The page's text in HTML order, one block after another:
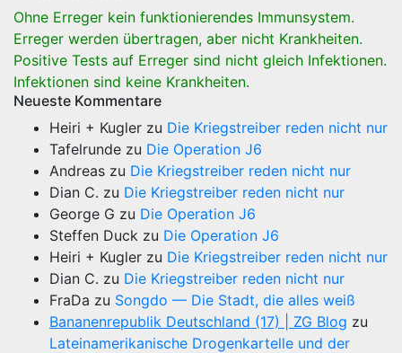
Ohne Erreger kein funktionierendes Immunsystem.
Erreger werden übertragen, aber nicht Krankheiten.
Positive Tests auf Erreger sind nicht gleich Infektionen.
Infektionen sind keine Krankheiten.
Neueste Kommentare
Heiri + Kugler zu Die Kriegstreiber reden nicht nur
Tafelrunde zu Die Operation J6
Andreas zu Die Kriegstreiber reden nicht nur
Dian C. zu Die Kriegstreiber reden nicht nur
George G zu Die Operation J6
Steffen Duck zu Die Operation J6
Heiri + Kugler zu Die Kriegstreiber reden nicht nur
Dian C. zu Die Kriegstreiber reden nicht nur
FraDa zu Songdo — Die Stadt, die alles weiß
Bananenrepublik Deutschland (17) | ZG Blog zu
Lateinamerikanische Drogenkartelle und der